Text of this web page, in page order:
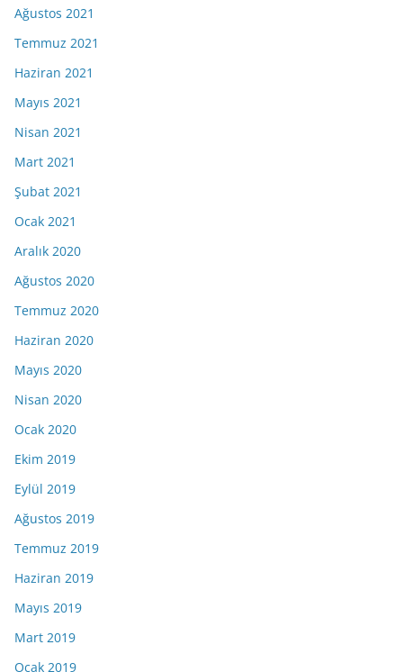
Ağustos 2021
Temmuz 2021
Haziran 2021
Mayıs 2021
Nisan 2021
Mart 2021
Şubat 2021
Ocak 2021
Aralık 2020
Ağustos 2020
Temmuz 2020
Haziran 2020
Mayıs 2020
Nisan 2020
Ocak 2020
Ekim 2019
Eylül 2019
Ağustos 2019
Temmuz 2019
Haziran 2019
Mayıs 2019
Mart 2019
Ocak 2019